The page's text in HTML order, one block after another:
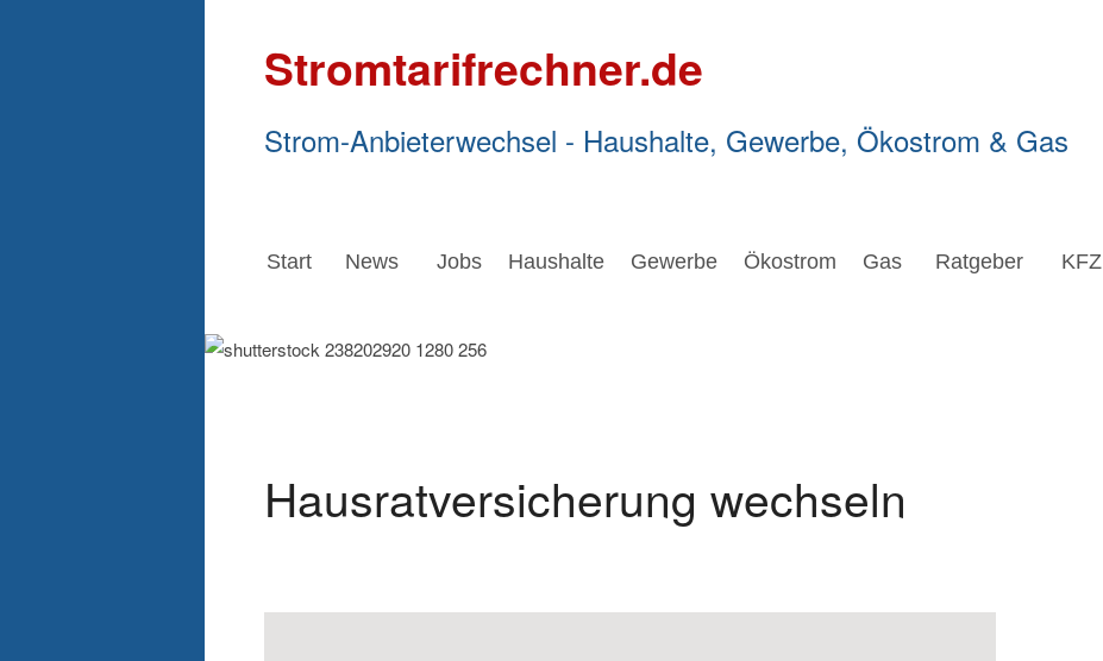
Stromtarifrechner.de
Strom-Anbieterwechsel - Haushalte, Gewerbe, Ökostrom & Gas
Start News Jobs Haushalte Gewerbe Ökostrom Gas Ratgeber KFZ
Hausratversicherung wechseln